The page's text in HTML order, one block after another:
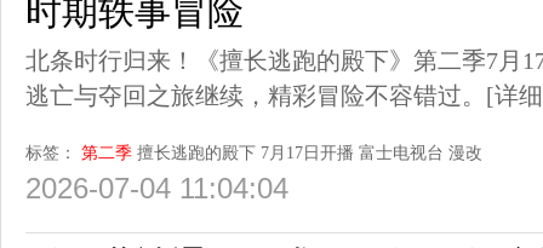
时期轶事冒险
北条时行归来！《擅长逃跑的殿下》第二季7月
逃亡与夺回之旅继续，精彩冒险不容错过。 [详
标签： 第二季 擅长逃跑的殿下 7月17日开播 富士电视台 漫改
2026-07-04 11:04:04